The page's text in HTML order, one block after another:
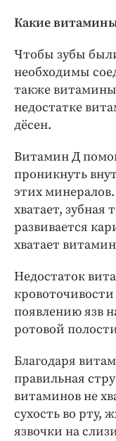
Какие
Чтобы зубы
необходимы
также
недостатке
дёсен.
Витамин Д
проникнуть
этих
хватает, зубная
развивается
хватает
Недостаток
появлению язв
ротовой
Благодаря
правильная
витаминов не
сухость во рту,
язвочки на